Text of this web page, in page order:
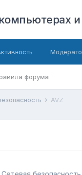
и
форума
AVZ